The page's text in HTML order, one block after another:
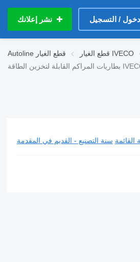
دخول / التسجيل نشر إعلانك
Autoline قطع الغيار قطع الغيار IVECO
سنة التصنيع - القديم في المقدمة